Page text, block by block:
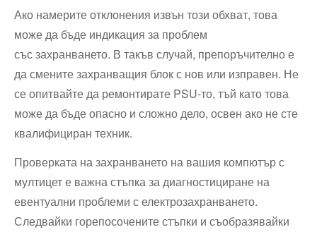
Ако намерите отклонения извън този обхват, това
може да бъде индикация за проблем
със захранването. В такъв случай, препоръчително е
да смените захранващия блок с нов или изправен. Не
се опитвайте да ремонтирате PSU-то, тъй като това
може да бъде опасно и сложно дело, освен ако не сте
квалифициран техник.
Проверката на захранването на вашия компютър с
мултицет е важна стъпка за диагностициране на
евентуални проблеми с електрозахранването.
Следвайки горепосочените стъпки и съобразявайки